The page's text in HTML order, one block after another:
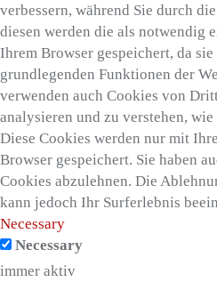
verbessern, während Sie durch
diesen werden die als notwendig
Ihrem Browser gespeichert, da
grundlegenden Funktionen der
verwenden auch Cookies von
analysieren und zu verstehen,
Diese Cookies werden nur mit
Browser gespeichert. Sie haben
Cookies abzulehnen. Die
kann jedoch Ihr Surferlebnis
Necessary
Necessary
immer aktiv